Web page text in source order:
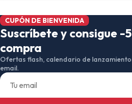
CUPÓN DE BIENVENIDA
Suscríbete y consigue -
compra
Ofertas flash, calendario de
email.